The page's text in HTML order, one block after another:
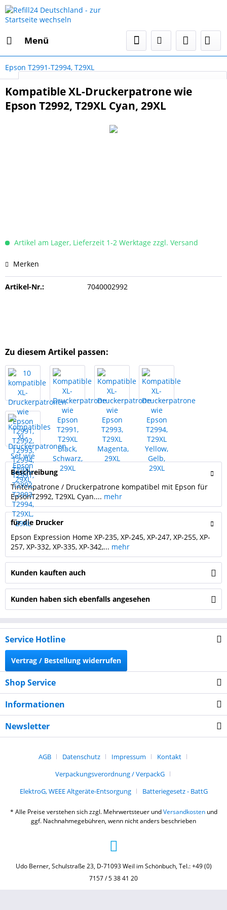
Menü
Epson T2991-T2994, T29XL
Kompatible XL-Druckerpatrone wie
Epson T2992, T29XL Cyan, 29XL
Artikel am Lager, Lieferzeit 1-2 Werktage zzgl. Versand
Merken
Artikel-Nr.: 7040002992
Zu diesem Artikel passen:
Beschreibung
Tintenpatrone / Druckerpatrone kompatibel mit Epson für
EpsonT2992, T29XL Cyan.... mehr
für die Drucker
Epson Expression Home XP-235, XP-245, XP-247, XP-255, XP-
257, XP-332, XP-335, XP-342,... mehr
Kunden kauften auch
Kunden haben sich ebenfalls angesehen
Service Hotline
Vertrag / Bestellung widerrufen
Shop Service
Informationen
Newsletter
AGB Datenschutz Impressum
Kontakt
Verpackungsverordnung / VerpackG
ElektroG, WEEE Altgeräte-Entsorgung
Batteriegesetz - BattG
* Alle Preise verstehen sich zzgl. Mehrwertsteuer undVersandkostenund
ggf. Nachnahmegebühren, wenn nicht anders beschrieben
Udo Berner, Schulstraße 23, D-71093 Weil im Schönbuch, Tel.: +49 (0)
7157 / 5 38 41 20